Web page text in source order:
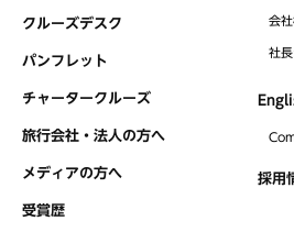
クルーズデスク
パンフレット
チャータークルーズ
旅行会社・法人の方へ
メディアの方へ
受賞歴
会
社
採用